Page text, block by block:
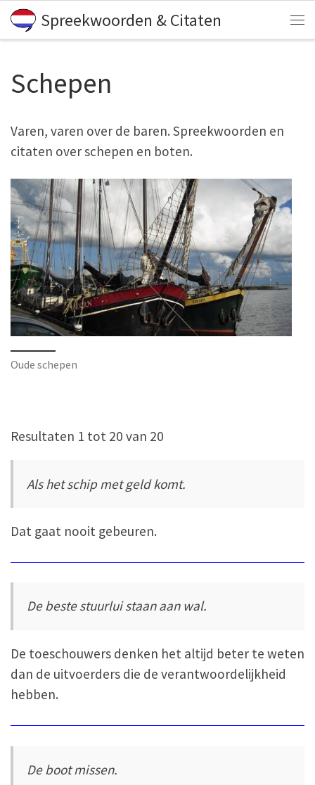
Skip to content
Spreekwoorden & Citaten
Schepen
Varen, varen over de baren. Spreekwoorden en
citaten over schepen en boten.
Oude schepen
Resultaten 1 tot 20 van 20
Als het schip met geld komt.
Dat gaat nooit gebeuren.
De beste stuurlui staan aan wal.
De toeschouwers denken het altijd beter te weten
dan de uitvoerders die de verantwoordelijkheid
hebben.
De boot missen.